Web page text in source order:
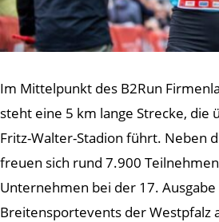
Im Mittelpunkt des B2Run
steht eine 5 km lange Strecke, die
Fritz-Walter-Stadion führt. Neben
freuen sich rund 7.900
Unternehmen bei der 17.
Breitensportevents der Westpfalz